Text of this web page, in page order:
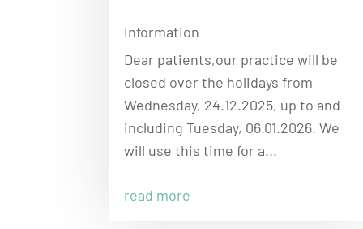
Information
Dear patients,our practice will be
closed over the holidays from
Wednesday, 24.12.2025, up to and
including Tuesday, 06.01.2026. We
will use this time for a...
read more